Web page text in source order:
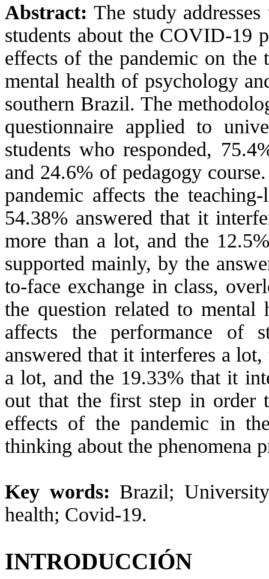
Abstract:The study
students about the COVID-19
effects of the pandemic on the
mental health of psychology
southern Brazil. The
questionnaire applied to
students who responded,
and 24.6% of pedagogy
pandemic affects the
54.38% answered that it
more than a lot, and the
supported mainly, by the
to-face exchange in class,
the question related to mental
affects the performance of
answered that it interferes a
a lot, and the 19.33% that it
out that the first step in order
effects of the pandemic in
thinking about the phenomena
Key words: Brazil;
health; Covid-19.
INTRODUCCIÓN